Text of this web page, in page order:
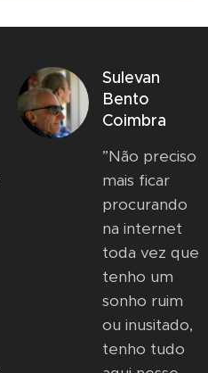
Sulevan
Bento
Coimbra
”Não preciso
mais ficar
procurando
na internet
toda vez que
tenho um
sonho ruim
ou inusitado,
tenho tudo